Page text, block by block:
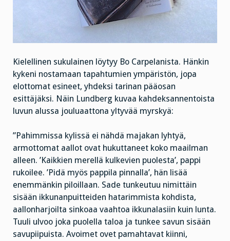
Kielellinen sukulainen löytyy Bo Carpelanista. Hänkin
kykeni nostamaan tapahtumien ympäristön, jopa
elottomat esineet, yhdeksi tarinan pääosan
esittäjäksi. Näin Lundberg kuvaa kahdeksannentoista
luvun alussa jouluaattona yltyvää myrskyä:
”Pahimmissa kylissä ei nähdä majakan lyhtyä,
armottomat aallot ovat hukuttaneet koko maailman
alleen. ’Kaikkien merellä kulkevien puolesta’, pappi
rukoilee. ’Pidä myös pappila pinnalla’, hän lisää
enemmänkin piloillaan. Sade tunkeutuu nimittäin
sisään ikkunanpuitteiden hatarimmista kohdista,
aallonharjoilta sinkoaa vaahtoa ikkunalasiin kuin lunta.
Tuuli ulvoo joka puolella taloa ja tunkee savun sisään
savupiipuista. Avoimet ovet pamahtavat kiinni,